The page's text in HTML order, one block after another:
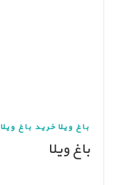
باغ ویلا خرید باغ ویلا
باغ ویلا